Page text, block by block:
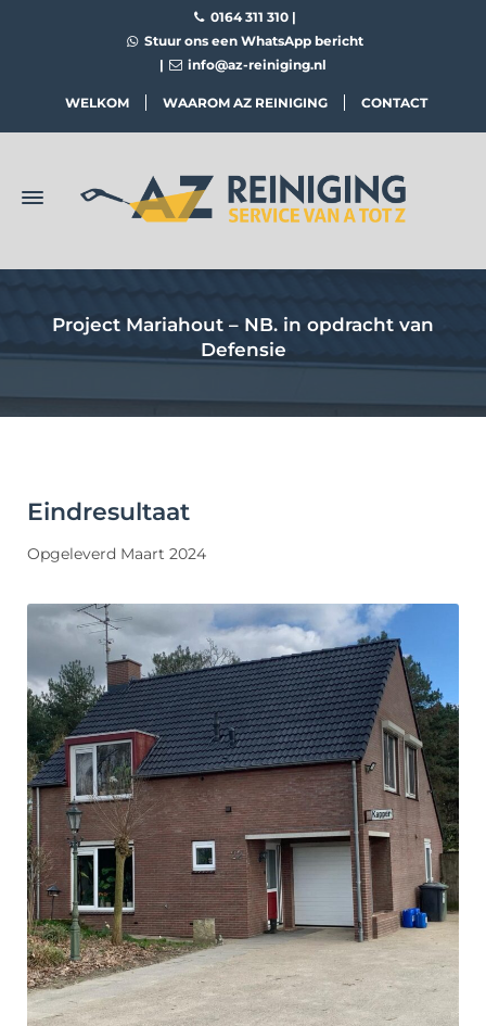
0164 311 310 |
Stuur ons een WhatsApp bericht
|
info@az-reiniging.nl
WELKOM WAAROM AZ REINIGING CONTACT
Project Mariahout – NB. in opdracht van
Defensie
Eindresultaat
Opgeleverd Maart 2024